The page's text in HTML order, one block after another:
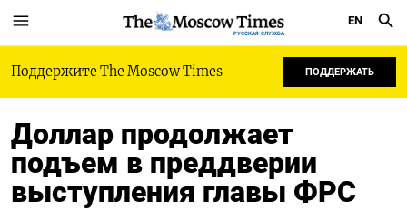
РУССКАЯ СЛУЖБА
EN
Поддержите The Moscow Times ПОДДЕРЖАТЬ
Доллар продолжает
подъем в преддверии
выступления главы ФРС